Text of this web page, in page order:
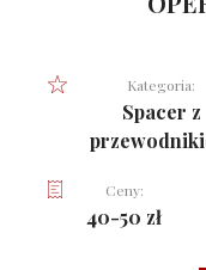
Kategoria:
Spacer z
Ceny:
40-50 zł